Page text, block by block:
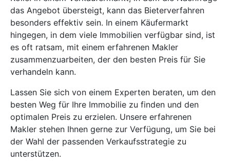
das Angebot übersteigt, kann das Bieterverfahren
besonders effektiv sein. In einem Käufermarkt
hingegen, in dem viele Immobilien verfügbar sind, ist
es oft ratsam, mit einem erfahrenen Makler
zusammenzuarbeiten, der den besten Preis für Sie
verhandeln kann.
Lassen Sie sich von einem Experten beraten, um den
besten Weg für Ihre Immobilie zu finden und den
optimalen Preis zu erzielen. Unsere erfahrenen
Makler stehen Ihnen gerne zur Verfügung, um Sie bei
der Wahl der passenden Verkaufsstrategie zu
unterstützen.